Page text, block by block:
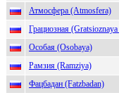
Атмосфера (Atmosfera)
Грациозная
Особая (Osobaya)
Рамзия (Ramziya)
Фацбадан (Fatzbadan)